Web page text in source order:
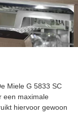
Miele G 5833 SC
een maximale
hiervoor gewoon